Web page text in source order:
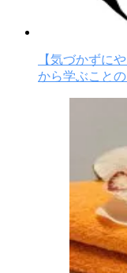
【気づかずに
から学ぶことの